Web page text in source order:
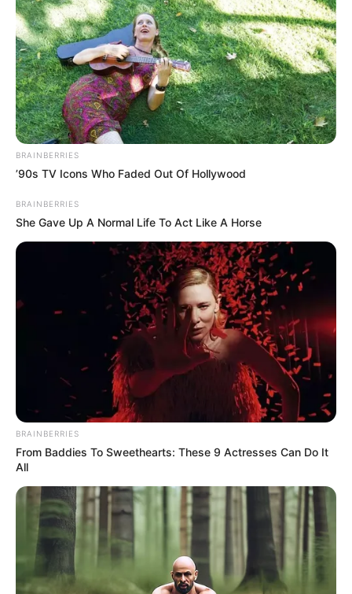
BRAINBERRIES
’90s TV Icons Who Faded Out Of Hollywood
BRAINBERRIES
She Gave Up A Normal Life To Act Like A Horse
BRAINBERRIES
From Baddies To Sweethearts: These 9 Actresses Can Do It
All